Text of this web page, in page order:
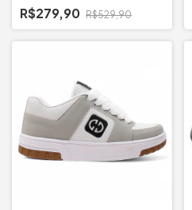
R$279,90 R$529,90